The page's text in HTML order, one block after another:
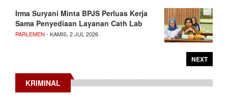
Irma Suryani Minta BPJS Perluas Kerja
Sama Penyediaan Layanan Cath Lab
PARLEMEN - KAMIS, 2 JUL 2026
NEXT
KRIMINAL